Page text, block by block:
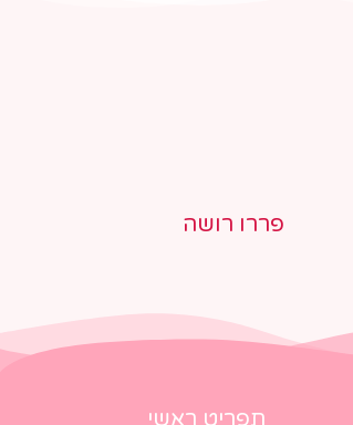
פררו רושה
תפריט ראשי